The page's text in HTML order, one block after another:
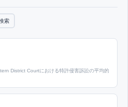
索
District Courtにおける特許侵害訴訟の平均的